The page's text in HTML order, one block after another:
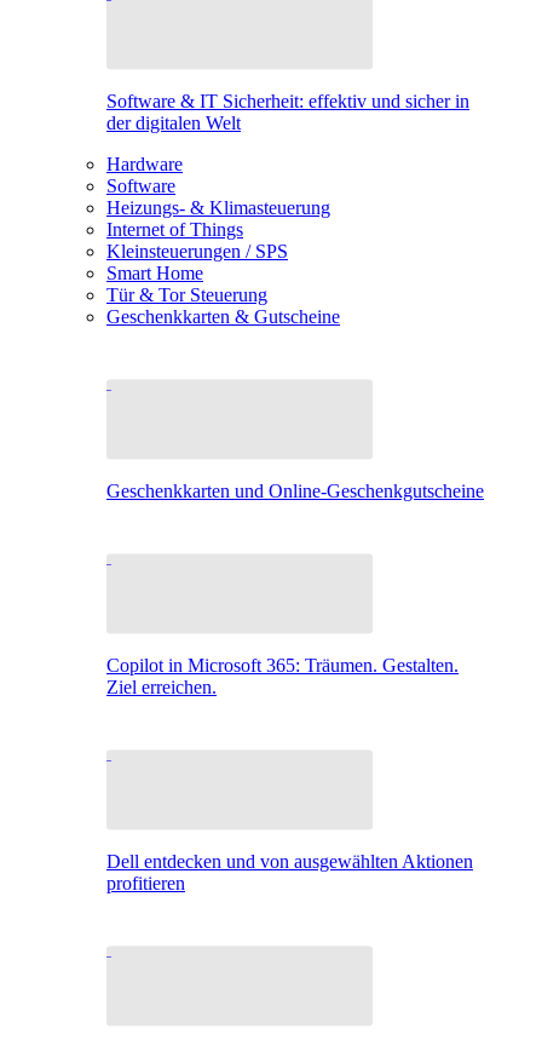
Software & IT Sicherheit: effektiv und sicher in
der digitalen Welt
Hardware
Software
Heizungs- & Klimasteuerung
Internet of Things
Kleinsteuerungen / SPS
Smart Home
Tür & Tor Steuerung
Geschenkkarten & Gutscheine
Geschenkkarten und Online-Geschenkgutscheine
Copilot in Microsoft 365: Träumen. Gestalten.
Ziel erreichen.
Dell entdecken und von ausgewählten Aktionen
profitieren